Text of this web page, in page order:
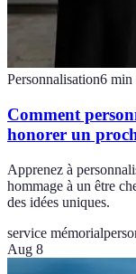
Personnalisation6 min
Comment
honorer un
Apprenez à
hommage à un être
des idées uniques.
service mémorial
Aug 8